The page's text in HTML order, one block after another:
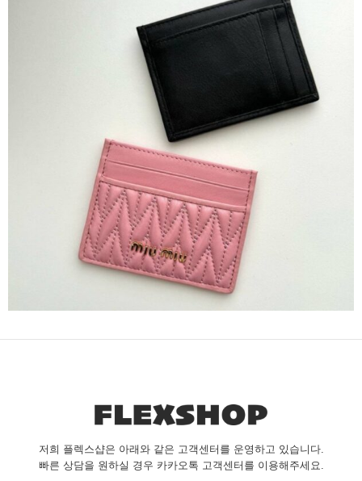
저희 플렉스샵은 아래와 같은 고객센터를 운영하고 있습니다.
빠른 상담을 원하실 경우 카카오톡 고객센터를 이용해주세요.